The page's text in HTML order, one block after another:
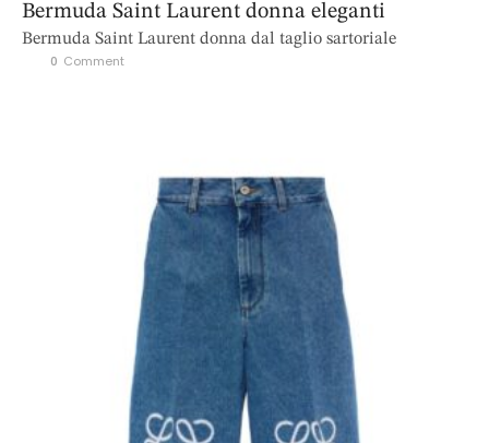
Bermuda Saint Laurent donna eleganti
Bermuda Saint Laurent donna dal taglio sartoriale
0 Comment